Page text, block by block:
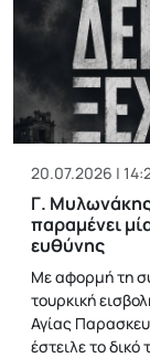
20.07.2026 |
Γ.
παραμένει
ευθύνης
Με αφορμή τη
τουρκική
Αγίας
έστειλε το